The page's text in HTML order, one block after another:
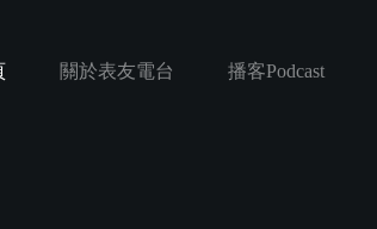
關於表友電台 播客Podcast